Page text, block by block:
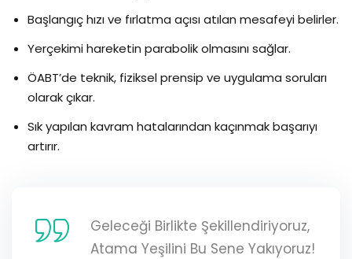
Başlangıç hızı ve fırlatma açısı atılan mesafeyi belirler.
Yerçekimi hareketin parabolik olmasını sağlar.
ÖABT’de teknik, fiziksel prensip ve uygulama soruları
olarak çıkar.
Sık yapılan kavram hatalarından kaçınmak başarıyı
artırır.
Geleceği Birlikte Şekillendiriyoruz,
Atama Yeşilini Bu Sene Yakıyoruz!